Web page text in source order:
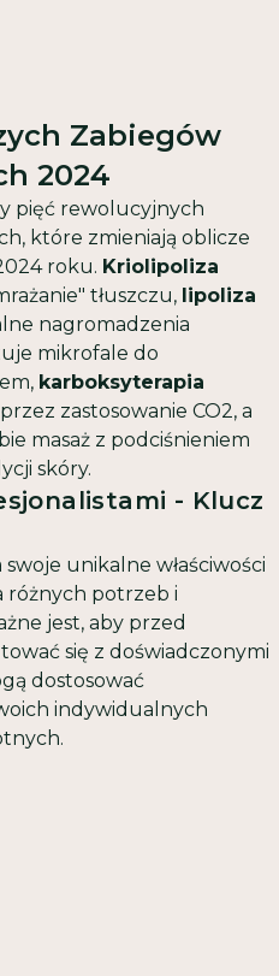
Zabiegów
2024
pięć rewolucyjnych
które zmieniają oblicze
roku. Kriolipoliza
tłuszczu, lipoliza
nagromadzenia
mikrofale do
karboksyterapia
zastosowanie CO2, a
masaż z podciśnieniem
skóry.
- Klucz
unikalne właściwości
różnych potrzeb i
jest, aby przed
się z doświadczonymi
dostosować
indywidualnych